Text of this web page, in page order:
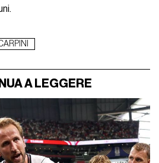
A LEGGERE